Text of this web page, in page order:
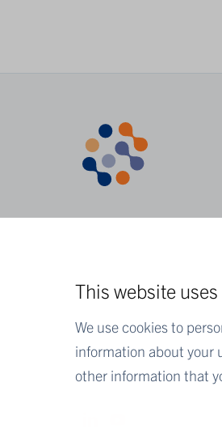
This website
We use cookies to
information about your
other information that